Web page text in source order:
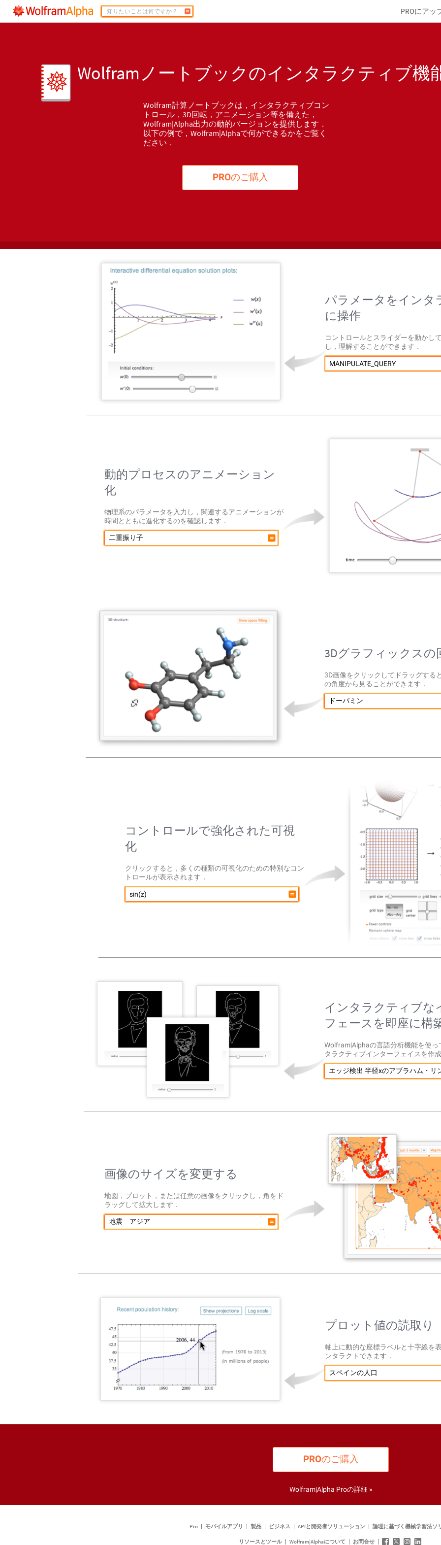
PROにアッ
Wolframノートブックのインタラクティブ機
Wolfram計算ノートブックは，インタラクティブコン
トロール，3D回転，アニメーション等を備えた，
Wolfram|Alpha出力の動的バージョンを提供します．
以下の例で，Wolfram|Alphaで何ができるかをご覧く
ださい．
PROのご購入
パラメータをインタ
に操作
コントロールとスライダーを動かし
し，理解することができます．
MANIPULATE_QUERY
動的プロセスのアニメーション
化
物理系のパラメータを入力し，関連するアニメーションが
時間とともに進化するのを確認します．
二重振り子
3Dグラフィックスの
3D画像をクリックしてドラッグする
の角度から見ることができます．
ドーパミン
コントロールで強化された可視
化
クリックすると，多くの種類の可視化のための特別なコン
トロールが表示されます．
sin(z)
インタラクティブな
フェースを即座に構
Wolfram|Alphaの言語分析機能を使っ
タラクティブインターフェイスを作
エッジ検出 半径xのアブラハム・リ
画像のサイズを変更する
地図，プロット，または任意の画像をクリックし，角をド
ラッグして拡大します．
地震 アジア
プロット値の読取り
軸上に動的な座標ラベルと十字線を
ンタラクトできます．
スペインの人口
PROのご購入
Wolfram|Alpha Proの詳細 »
Pro モバイルアプリ 製品 ビジネス APIと開発者ソリューション 論理に基づく機械学習法ソ
リソースとツール Wolfram|Alphaについて お問合せ